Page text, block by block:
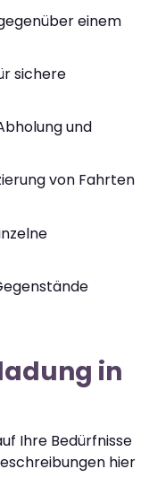
einem
sichere
und
von Fahrten
in
Ihre Bedürfnisse
hier